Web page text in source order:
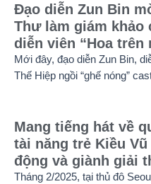
Sinh sớm.
Đạo diễn Zun Bin
Thư làm giám khảo
diễn viên “Hoa trên
Mới đây, đạo diễn Zun Bin,
Thế Hiệp ngồi “ghế nóng”
Mang tiếng hát về
tài năng trẻ Kiều
động và giành giải
Tháng 2/2025, tại thủ đô